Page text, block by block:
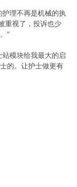
理不再是机械的执
重视了，投诉也少
”
模块给我最大的启
的。让护士做更有